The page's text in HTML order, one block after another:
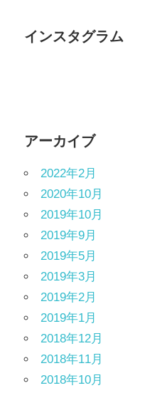
インスタグラム
アーカイブ
2022年2月
2020年10月
2019年10月
2019年9月
2019年5月
2019年3月
2019年2月
2019年1月
2018年12月
2018年11月
2018年10月